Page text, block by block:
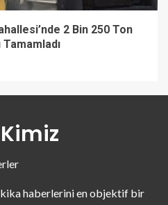
2 Bin 250 Ton
Tamamladı
haberlerini en objektif bir